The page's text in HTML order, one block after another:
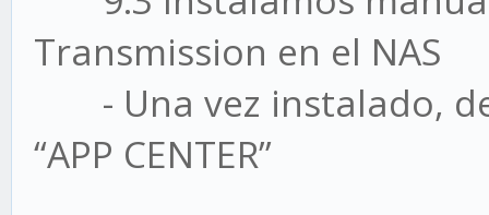
Transmission en el NAS
- Una vez instalado,
“APP CENTER”